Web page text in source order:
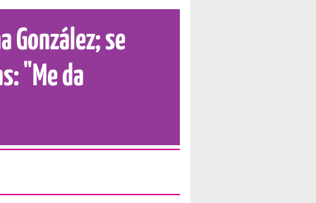
González; se
"Me da